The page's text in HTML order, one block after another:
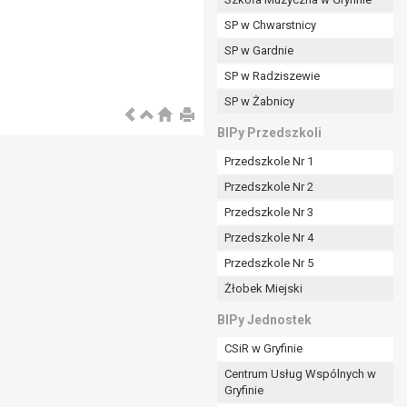
SP w Chwarstnicy
SP w Gardnie
SP w Radziszewie
SP w Żabnicy
BIPy Przedszkoli
Przedszkole Nr 1
Przedszkole Nr 2
Przedszkole Nr 3
Przedszkole Nr 4
Przedszkole Nr 5
Żłobek Miejski
BIPy Jednostek
CSiR w Gryfinie
Centrum Usług Wspólnych w
Gryfinie
gdy:
danych i nie ma innej podstawy prawnej
sprawdzić prawidłowość tych danych,
obrony lub dochodzenia roszczeń,
podstawy po stronie administratora są
wyrażonej przez tą osobę,
podstawą prawną jest: